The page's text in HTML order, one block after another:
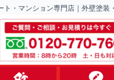
・マンション専門店｜外壁塗装